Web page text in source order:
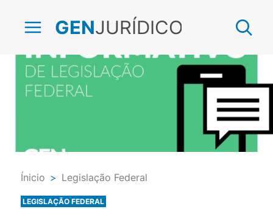
GENJURÍDICO
Ínicio > Legislação Federal
LEGISLAÇÃO FEDERAL